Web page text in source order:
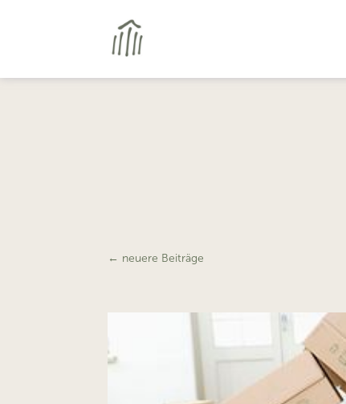
← neuere Beiträge